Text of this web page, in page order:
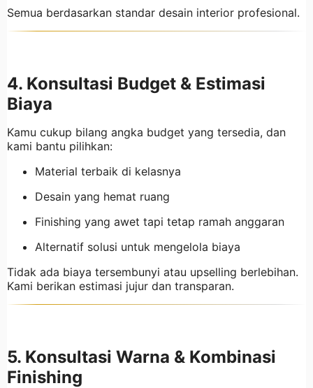
Semua berdasarkan standar desain interior profesional.
4. Konsultasi Budget & Estimasi
Biaya
Kamu cukup bilang angka budget yang tersedia, dan
kami bantu pilihkan:
Material terbaik di kelasnya
Desain yang hemat ruang
Finishing yang awet tapi tetap ramah anggaran
Alternatif solusi untuk mengelola biaya
Tidak ada biaya tersembunyi atau upselling berlebihan.
Kami berikan estimasi jujur dan transparan.
5. Konsultasi Warna & Kombinasi
Finishing